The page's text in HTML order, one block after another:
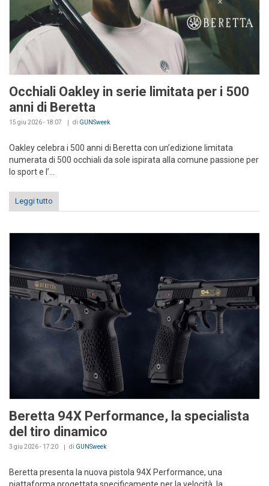
Occhiali Oakley in serie limitata per i 500
anni di Beretta
15 giu 2026 - 18:07 di GUNSweek
Oakley celebra i 500 anni di Beretta con un’edizione limitata
numerata di 500 occhiali da sole ispirata alla comune passione per
lo sport e l’...
Leggi tutto
Beretta 94X Performance, la specialista
del tiro dinamico
3 giu 2026 - 17:20 di GUNSweek
Beretta presenta la nuova pistola 94X Performance, una